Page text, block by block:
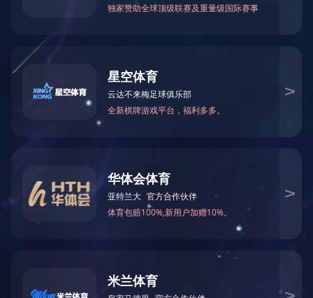
热线：151-9017-0656
首页 电话